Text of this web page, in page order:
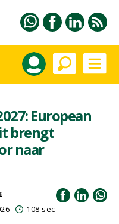
European
brengt
naar
108 sec